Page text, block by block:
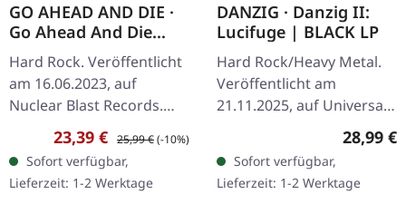
GO AHEAD AND DIE ·
Go Ahead And Die
[WHITE] | LP
Hard Rock. Veröffentlicht
am 16.06.2023, auf
Nuclear Blast Records.
Weißes Vinyl.
Verkaufspreis:
23,39 € Regulärer Preis:
25,99 €(-10%)
Sofort verfügbar,
Lieferzeit: 1-2 Werktage
DANZIG · Danzig II:
Lucifuge | BLACK LP
Hard Rock/Heavy Metal.
Veröffentlicht am
21.11.2025, auf Universal
Music. Schwarzes Vinyl im
Standard-Cover mit
bedruckter Innenhülle.
Danzig…
28,99 €
Sofort verfügbar,
Lieferzeit: 1-2 Werktage